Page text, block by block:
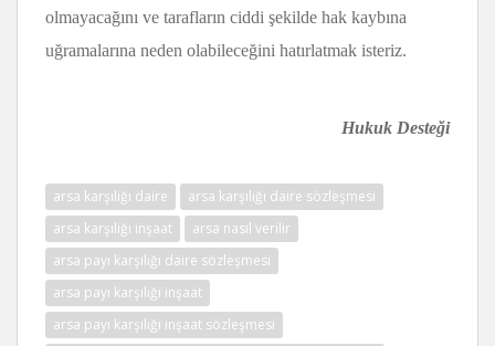
olmayacağını ve tarafların ciddi şekilde hak kaybına
uğramalarına neden olabileceğini hatırlatmak isteriz.
Hukuk Desteği
arsa karşılığı daire
arsa karşılığı daire sözleşmesi
arsa karşılığı inşaat
arsa nasıl verilir
arsa payı karşılığı daire sözleşmesi
arsa payı karşılığı inşaat
arsa payı karşılığı inşaat sözleşmesi